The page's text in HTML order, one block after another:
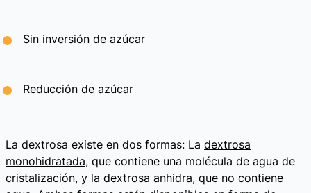
Sin inversión de azúcar
Reducción de azúcar
La dextrosa existe en dos formas: La dextrosa
monohidratada, que contiene una molécula de agua de
cristalización, y la dextrosa anhidra, que no contiene